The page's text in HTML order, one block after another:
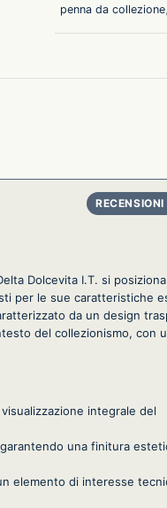
penna da collezione,
Dolcevita I.T. si
per le sue caratteristiche
da un design
del collezionismo, con
integrale del
una finitura
elemento di interesse